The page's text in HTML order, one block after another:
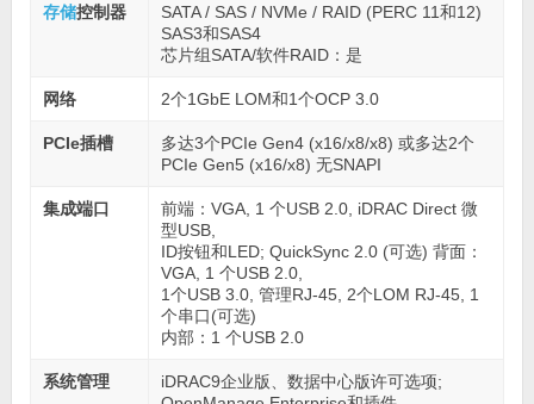
存储控制器
SATA / SAS / NVMe / RAID (PERC 11和12)
SAS3和SAS4
芯片组SATA/软件RAID：是
网络 2个1GbE LOM和1个OCP 3.0
PCIe插槽
多达3个PCIe Gen4 (x16/x8/x8) 或多达2个
PCIe Gen5 (x16/x8) 无SNAPI
集成端口
前端：VGA, 1 个USB 2.0, iDRAC Direct 微
型USB,
ID按钮和LED; QuickSync 2.0 (可选) 背面：
VGA, 1 个USB 2.0,
1个USB 3.0, 管理RJ-45, 2个LOM RJ-45, 1
个串口(可选)
内部：1 个USB 2.0
系统管理
iDRAC9企业版、数据中心版许可选项;